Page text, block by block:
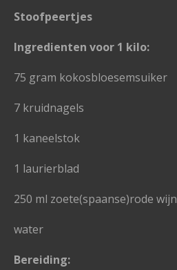
Stoofpeertjes
Ingredienten voor 1 kilo:
75 gram kokosbloesemsuiker
7 kruidnagels
1 kaneelstok
1 laurierblad
250 ml zoete(spaanse)rode wijn
water
Bereiding: